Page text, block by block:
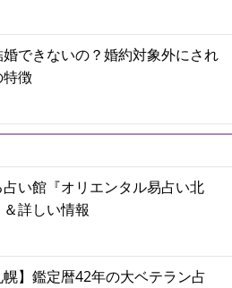
できないの？婚約対象外にされ
特徴
い館『オリエンタル易占い北
詳しい情報
幌】鑑定暦42年の大ベテラン占